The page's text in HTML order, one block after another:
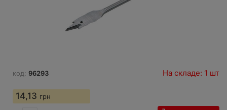
код: 96293 На складе: 1 шт
14,13 грн